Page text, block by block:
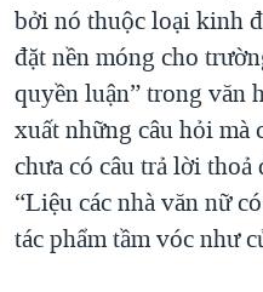
bởi nó thuộc loại kinh
đặt nền móng cho
quyền luận” trong văn
xuất những câu hỏi mà
chưa có câu trả lời thoả
“Liệu các nhà văn nữ
tác phẩm tầm vóc như